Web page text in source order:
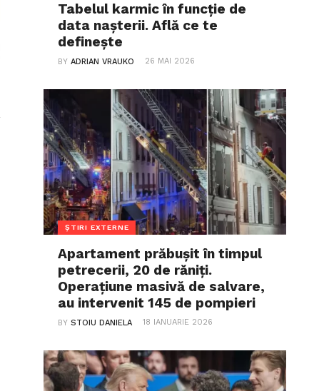
Tabelul karmic în funcție de
data nașterii. Află ce te
definește
BYADRIAN VRAUKO 26 MAI 2026
ȘTIRI EXTERNE
Apartament prăbușit în timpul
petrecerii, 20 de răniți.
Operațiune masivă de salvare,
au intervenit 145 de pompieri
BYSTOIU DANIELA 18 IANUARIE 2026